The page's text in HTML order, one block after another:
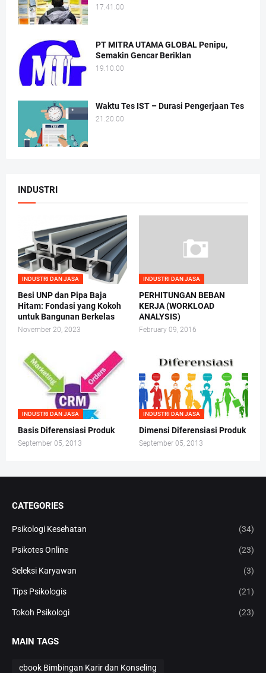
17.41.00
PT MITRA UTAMA GLOBAL Penipu,
Semakin Gencar Beriklan
19.10.00
Waktu Tes IST – Durasi Pengerjaan Tes
21.20.00
INDUSTRI
INDUSTRI DAN JASA
Besi UNP dan Pipa Baja
Hitam: Fondasi yang Kokoh
untuk Bangunan Berkelas
November 20, 2023
INDUSTRI DAN JASA
PERHITUNGAN BEBAN
KERJA (WORKLOAD
ANALYSIS)
February 09, 2016
INDUSTRI DAN JASA
Basis Diferensiasi Produk
September 05, 2013
INDUSTRI DAN JASA
Dimensi Diferensiasi Produk
September 05, 2013
CATEGORIES
Psikologi Kesehatan (34)
Psikotes Online (23)
Seleksi Karyawan (3)
Tips Psikologis (21)
Tokoh Psikologi (23)
MAIN TAGS
ebook Bimbingan Karir dan Konseling